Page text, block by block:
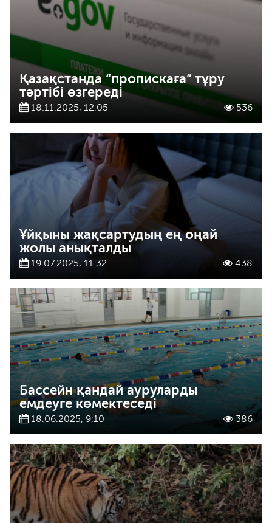
Қазақстанда “пропискаға” тұру
тәртібі өзгереді
18.11.2025, 12:05 536
Ұйқыны жақсартудың ең оңай
жолы анықталды
19.07.2025, 11:32 438
Бассейн қандай ауруларды
емдеуге көмектеседі
18.06.2025, 9:10 386